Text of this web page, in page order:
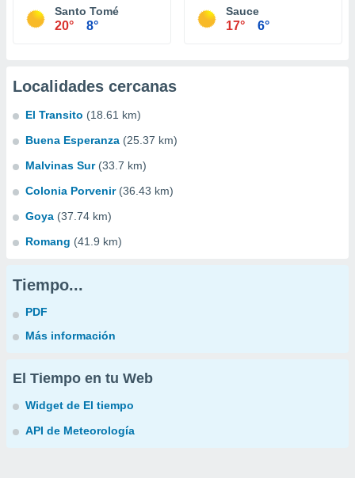
Santo Tomé
20° 8°
Sauce
17° 6°
Localidades cercanas
El Transito (18.61 km)
Buena Esperanza (25.37 km)
Malvinas Sur (33.7 km)
Colonia Porvenir (36.43 km)
Goya (37.74 km)
Romang (41.9 km)
Tiempo...
PDF
Más información
El Tiempo en tu Web
Widget de El tiempo
API de Meteorología